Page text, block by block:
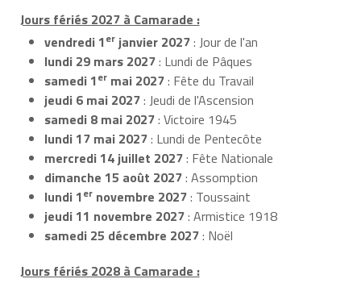
Jours fériés 2027 à Camarade :
vendredi 1er janvier 2027: Jour de l'an
lundi 29 mars 2027: Lundi de Pâques
samedi 1er mai 2027: Fête du Travail
jeudi 6 mai 2027: Jeudi de l'Ascension
samedi 8 mai 2027: Victoire 1945
lundi 17 mai 2027: Lundi de Pentecôte
mercredi 14 juillet 2027: Fête Nationale
dimanche 15 août 2027: Assomption
lundi 1er novembre 2027: Toussaint
jeudi 11 novembre 2027: Armistice 1918
samedi 25 décembre 2027: Noël
Jours fériés 2028 à Camarade :